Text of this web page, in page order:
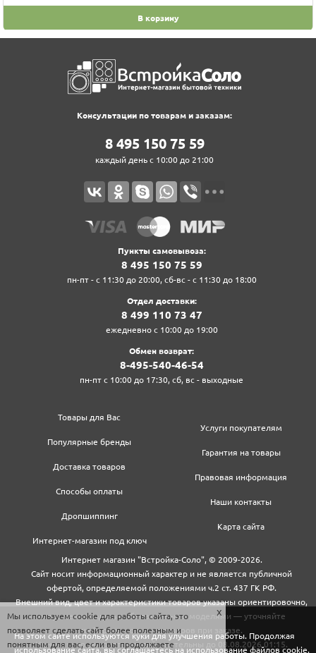
В корзину
Консультации по товарам и заказам:
8‍ 4‍9‍5‍ 1‍5‍0‍ 7‍5‍ 5‍9‍
каждый день с 10:00 до 21:00
Пункты самовывоза:
8‍ 4‍9‍5‍ 1‍5‍0‍ 7‍5‍ 5‍9‍
пн-пт - с 11:30 до 20:00, сб-вс - с 11:30 до 18:00
Отдел доставки:
8‍ 4‍9‍9‍ 1‍1‍0‍ 7‍3‍ 4‍7‍
ежедневно с 10:00 до 19:00
Обмен возврат:
8‍-4‍9‍5‍-5‍4‍0‍-4‍6‍-5‍4‍
пн-пт с 10:00 до 17:30, сб, вс - выходные
Товары для Вас
Популярные бренды
Доставка товаров
Способы оплаты
Дропшиппинг
Интернет-магазин под ключ
Услуги покупателям
Гарантия на товары
Правовая информация
Наши контакты
Карта сайта
Интернет магазин "Встройка-Соло", © 2009-2026.
Сайт носит информационный характер и не является публичной
офертой, определяемой положениями ч.2 ст. 437 ГК РФ.
Внешний вид, цвет и характеристики товаров указаны ориентировочно,
могут не совпадать с обновленными моделями — уточняйте
информацию у менеджеров при заказе.
Цены и условия доставки действительны до 08.08.2026 01:15.
На этом сайте используются куки для улучшения работы. Продолжая
использование сайта, вы соглашаетесь на использование файлов cookie.
Мы используем cookie для работы сайта, это
позволяет сделать сайт более полезным и
понятным для вас, если вы продолжаете